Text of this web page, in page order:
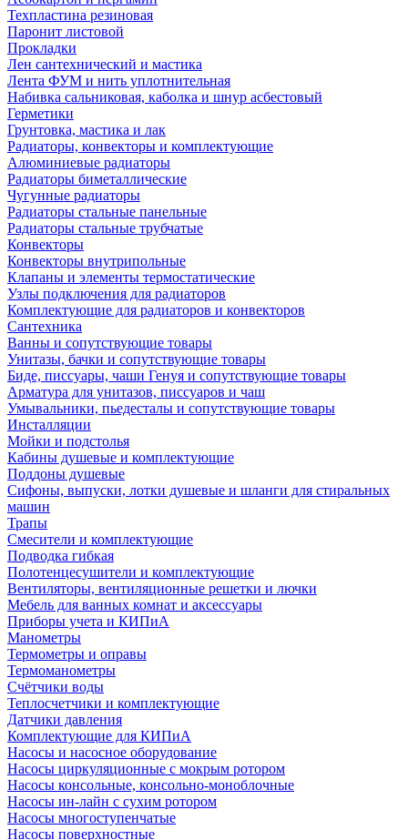
Техпластина резиновая
Паронит листовой
Прокладки
Лен сантехнический и мастика
Лента ФУМ и нить уплотнительная
Набивка сальниковая, каболка и шнур асбестовый
Герметики
Грунтовка, мастика и лак
Радиаторы, конвекторы и комплектующие
Алюминиевые радиаторы
Радиаторы биметаллические
Чугунные радиаторы
Радиаторы стальные панельные
Радиаторы стальные трубчатые
Конвекторы
Конвекторы внутрипольные
Клапаны и элементы термостатические
Узлы подключения для радиаторов
Комплектующие для радиаторов и конвекторов
Сантехника
Ванны и сопутствующие товары
Унитазы, бачки и сопутствующие товары
Биде, писсуары, чаши Генуя и сопутствующие товары
Арматура для унитазов, писсуаров и чаш
Умывальники, пьедесталы и сопутствующие товары
Инсталляции
Мойки и подстолья
Кабины душевые и комплектующие
Поддоны душевые
Сифоны, выпуски, лотки душевые и шланги для стиральных
машин
Трапы
Смесители и комплектующие
Подводка гибкая
Полотенцесушители и комплектующие
Вентиляторы, вентиляционные решетки и лючки
Мебель для ванных комнат и аксессуары
Приборы учета и КИПиА
Манометры
Термометры и оправы
Термоманометры
Счётчики воды
Теплосчетчики и комплектующие
Датчики давления
Комплектующие для КИПиА
Насосы и насосное оборудование
Насосы циркуляционные с мокрым ротором
Насосы консольные, консольно-моноблочные
Насосы ин-лайн с сухим ротором
Насосы многоступенчатые
Насосы поверхностные